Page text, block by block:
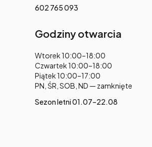
602 765 093
Godziny otwarcia
Adres:
Wtorek 10:00–18:00
Czwartek 10:00–18:00
Piątek 10:00–17:00
PN, ŚR, SOB, ND — zamknięte
Sezon letni 01.07–22.08